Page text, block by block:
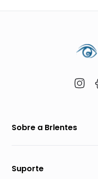
Sobre a Brlentes
Suporte